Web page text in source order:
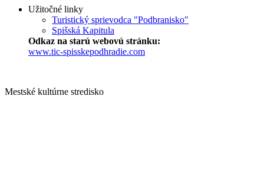
Užitočné linky
Turistický sprievodca "Podbranisko"
Spišská Kapitula
Odkaz na starú webovú stránku:
www.tic-spisskepodhradie.com
Mestské kultúrne stredisko